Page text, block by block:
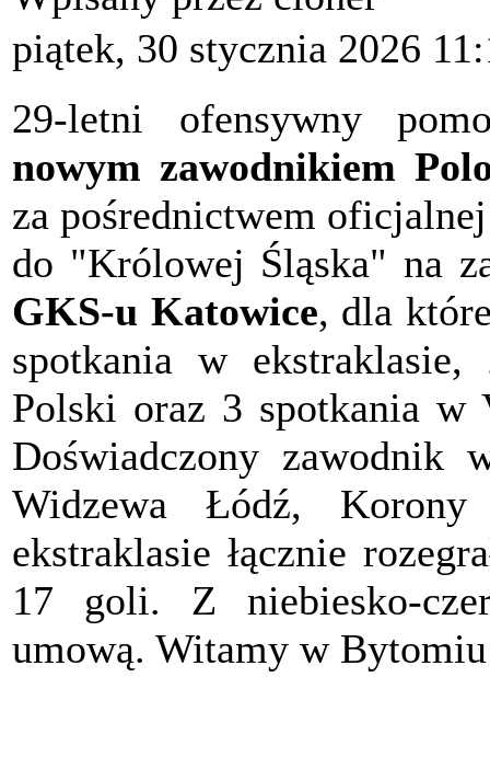
piątek, 30 stycznia 2026
29-letni ofensywny
nowym zawodnikiem
za pośrednictwem
do "Królowej Śląska" na
GKS-u Katowice, dla
spotkania w
Polski oraz 3 spotkania w
Doświadczony zawodnik
Widzewa Łódź,
ekstraklasie łącznie
17 goli. Z niebiesko-
umową. Witamy w